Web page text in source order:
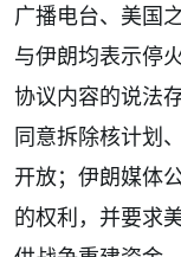
广播电台、美国
与伊朗均表示停
协议内容的说法
同意拆除核计划
开放；伊朗媒体
的权利，并要求